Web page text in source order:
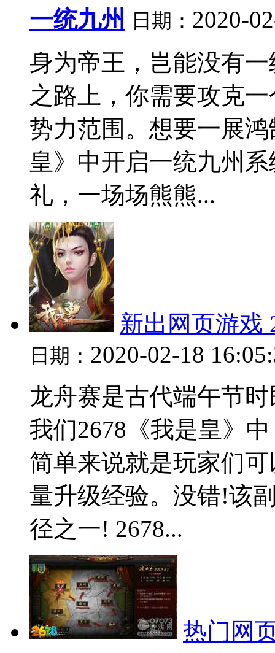
一统九州
日期： 2020-
身为帝王，岂能没有
之路上，你需要攻克
势力范围。想要一展
皇》中开启一统九州
礼，一场场熊熊...
新出网页游戏
日期： 2020-02-18
龙舟赛是古代端午节
我们2678《我是皇》
简单来说就是玩家们
量升级经验。没错!该
径之一! 2678...
热门网